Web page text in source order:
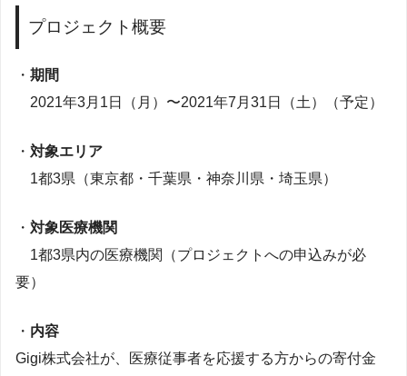
プロジェクト概要
・ 期間
2021年3月1日（月）〜2021年7月31日（土）（予定）
・ 対象エリア
1都3県（東京都・千葉県・神奈川県・埼玉県）
・ 対象医療機関
1都3県内の医療機関（プロジェクトへの申込みが必
要）
・ 内容
Gigi株式会社が、医療従事者を応援する方からの寄付金